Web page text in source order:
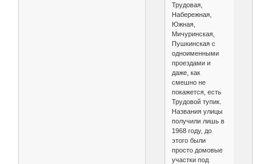
Трудовая,
Набережная,
Южная,
Мичуринская,
Пушкинская с
одноименными
проездами и
даже, как
смешно не
покажется, есть
Трудовой тупик.
Названия улицы
получили лишь в
1968 году, до
этого были
просто домовые
участки под